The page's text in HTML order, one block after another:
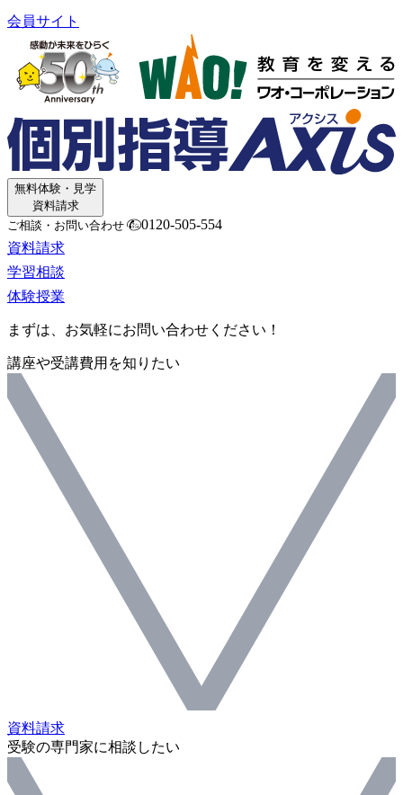
会員サイト
無料体験・見学
資料請求
ご相談・お問い合わせ
0120-505-554
資料請求
学習相談
体験授業
まずは、お気軽にお問い合わせください！
講座や受講費用を知りたい
資料請求
受験の専門家に相談したい